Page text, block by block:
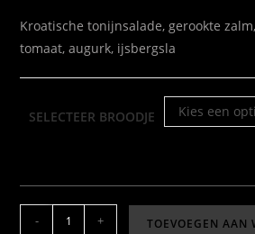
Kroatische tonijnsalade, gerookte
tomaat, augurk, ijsbergsla
SELECTEER BROODJE Kies een
- + TOEVOEGEN AAN